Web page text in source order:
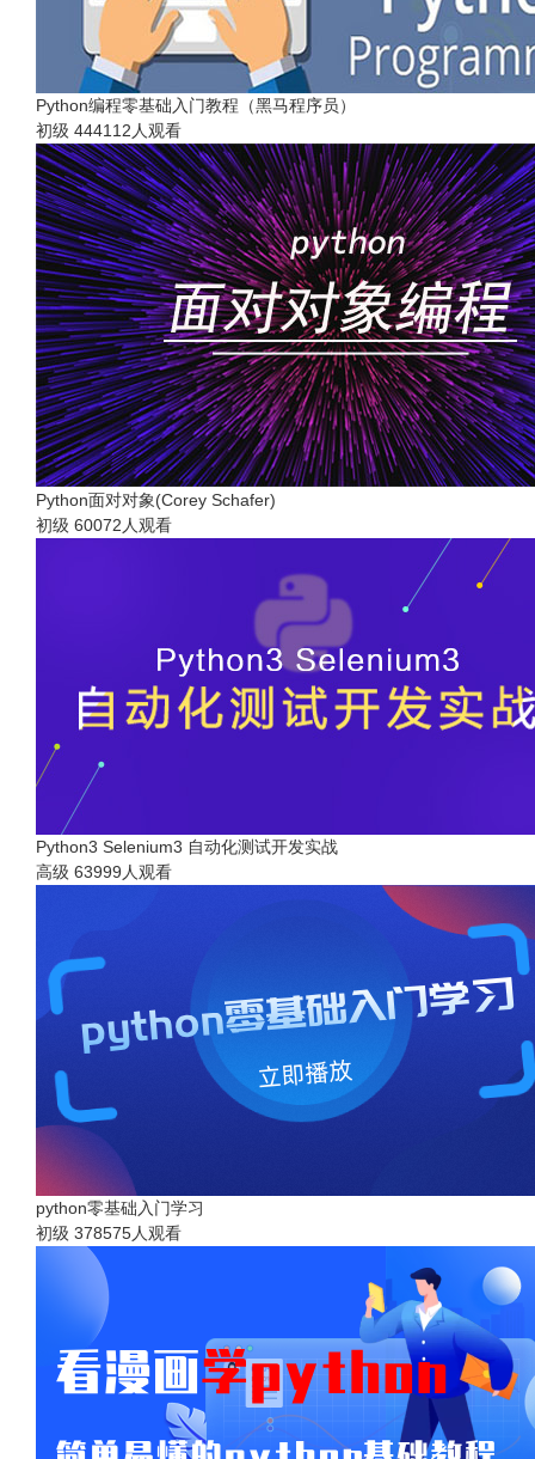
Python编程零基础入门教程（黑马程序员）
初级 444112人观看
Python面对对象(Corey Schafer)
初级 60072人观看
Python3 Selenium3 自动化测试开发实战
高级 63999人观看
python零基础入门学习
初级 378575人观看